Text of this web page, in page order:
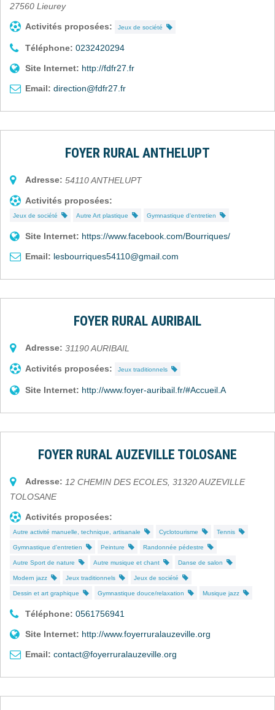
27560 Lieurey
Activités proposées: Jeux de société
Téléphone: 0232420294
Site Internet: http://fdfr27.fr
Email: direction@fdfr27.fr
FOYER RURAL ANTHELUPT
Adresse: 54110ANTHELUPT
Activités proposées:
Jeux de société Autre Art plastique Gymnastique d'entretien
Site Internet: https://www.facebook.com/Bourriques/
Email: lesbourriques54110@gmail.com
FOYER RURAL AURIBAIL
Adresse: 31190AURIBAIL
Activités proposées: Jeux traditionnels
Site Internet: http://www.foyer-auribail.fr/#Accueil.A
FOYER RURAL AUZEVILLE TOLOSANE
Adresse: 12 CHEMIN DES ECOLES 31320AUZEVILLE
TOLOSANE
Activités proposées:
Autre activité manuelle, technique, artisanale Cyclotourisme Tennis
Gymnastique d'entretien Peinture Randonnée pédestre
Autre Sport de nature Autre musique et chant Danse de salon
Modern jazz Jeux traditionnels Jeux de société
Dessin et art graphique Gymnastique douce/relaxation Musique jazz
Téléphone: 0561756941
Site Internet: http://www.foyerruralauzeville.org
Email: contact@foyerruralauzeville.org